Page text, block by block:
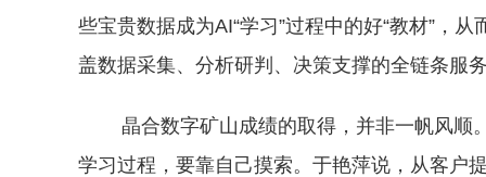
些宝贵数据成为AI“学习”过程中的好“教材”，
盖数据采集、分析研判、决策支撑的全链条服
晶合数字矿山成绩的取得，并非一帆风顺
学习过程，要靠自己摸索。于艳萍说，从客户